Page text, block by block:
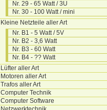
Nr. 29 - 65 Watt / 3U
Nr. 30 - 100 Watt / mini
Kleine Netzteile aller Art
Nr. B1 - 5 Watt / 5V
Nr. B2 - 3,6 Watt
Nr. B3 - 60 Watt
Nr. B4 - ?? Watt
Lüfter aller Art
Motoren aller Art
Trafos aller Art
Computer Technik
Computer Software